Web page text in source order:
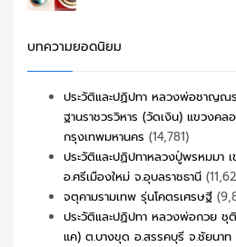
บทความยอดนิยม
ประวัติและปฏิปทา หลวงพ่อชาญ
ฐานราชวรวิหาร (วัดเงิน) แขวงค
กรุงเทพมหานคร (14,781)
ประวัติและปฏิปทาหลวงปู่พรหมมา
อ.ศรีเมืองใหม่ จ.อุบลราชธานี
จตุคามรามเทพ รุ่นโคตรเศรษฐี
ประวัติและปฏิปทา หลวงพ่อกวย ชุ
แค) ต.บางขุด อ.สรรคบุรี จ.ชัยนาท